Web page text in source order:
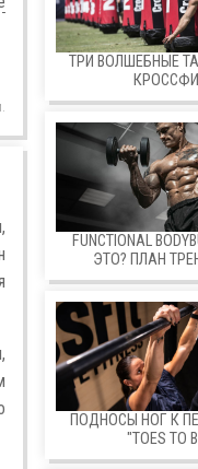
ТРИ ВОЛШЕБНЫЕ
FUNCTIONAL
ЭТО? ПЛАН
ПОДНОСЫ НОГ К
"TOES TO